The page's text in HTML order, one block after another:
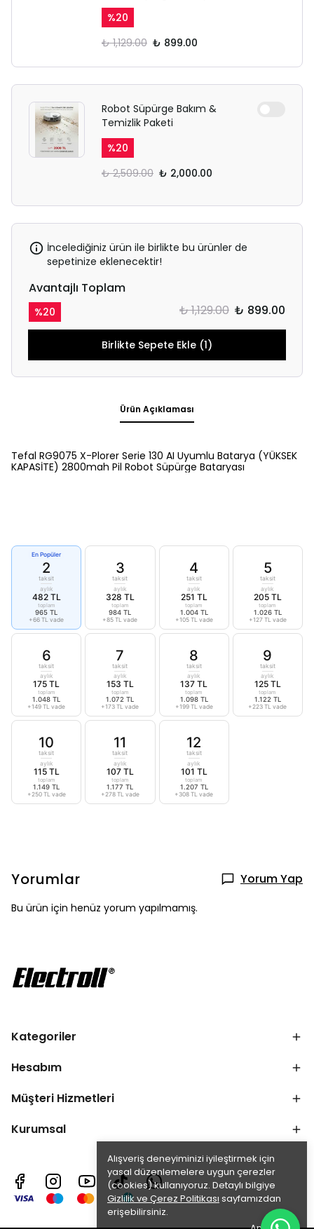
Alışveriş deneyiminizi iyileştirmek için
yasal düzenlemelere uygun çerezler
(cookies) kullanıyoruz. Detaylı bilgiye
Gizlilik ve Çerez Politikası sayfamızdan
erişebilirsiniz.
%20
₺ 1,129.00 ₺ 899.00
Robot Süpürge Bakım &
Temizlik Paketi
%20
₺ 2,509.00 ₺ 2,000.00
İncelediğiniz ürün ile birlikte bu ürünler de
sepetinize eklenecektir!
Avantajlı Toplam
%20 ₺ 1,129.00 ₺ 899.00
Birlikte Sepete Ekle (1)
Ürün Açıklaması
Tefal RG9075 X-Plorer Serie 130 AI Uyumlu Batarya (YÜKSEK
KAPASİTE) 2800mah Pil Robot Süpürge Bataryası
En Popüler
2
taksit
aylık
482 TL
toplam
965 TL
+66 TL vade
3
taksit
aylık
328 TL
toplam
984 TL
+85 TL vade
4
taksit
aylık
251 TL
toplam
1.004 TL
+105 TL vade
5
taksit
aylık
205 TL
toplam
1.026 TL
+127 TL vade
6
taksit
aylık
175 TL
toplam
1.048 TL
+149 TL vade
7
taksit
aylık
153 TL
toplam
1.072 TL
+173 TL vade
8
taksit
aylık
137 TL
toplam
1.098 TL
+199 TL vade
9
taksit
aylık
125 TL
toplam
1.122 TL
+223 TL vade
10
taksit
aylık
115 TL
toplam
1.149 TL
+250 TL vade
11
taksit
aylık
107 TL
toplam
1.177 TL
+278 TL vade
12
taksit
aylık
101 TL
toplam
1.207 TL
+308 TL vade
Yorumlar Yorum Yap
Bu ürün için henüz yorum yapılmamış.
Kategoriler
Hesabım
Müşteri Hizmetleri
Kurumsal